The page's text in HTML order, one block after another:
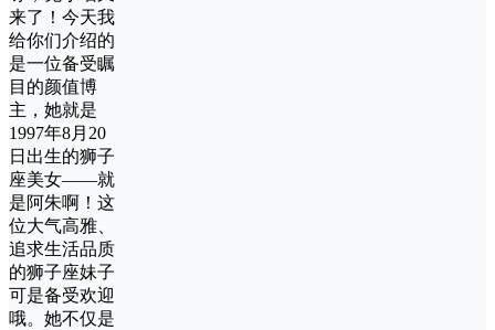
来了！今天我
给你们介绍的
是一位备受瞩
目的颜值博
主，她就是
1997年8月20
日出生的狮子
座美女——就
是阿朱啊！这
位大气高雅、
追求生活品质
的狮子座妹子
可是备受欢迎
哦。她不仅是